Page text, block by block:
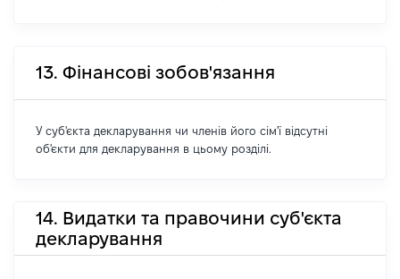
13. Фінансові зобов'язання
У суб'єкта декларування чи членів його сім'ї відсутні
об'єкти для декларування в цьому розділі.
14. Видатки та правочини суб'єкта
декларування